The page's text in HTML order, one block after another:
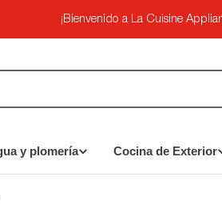
¡Bienvenido a La Cuisine
y plomería Cocina de Exterior